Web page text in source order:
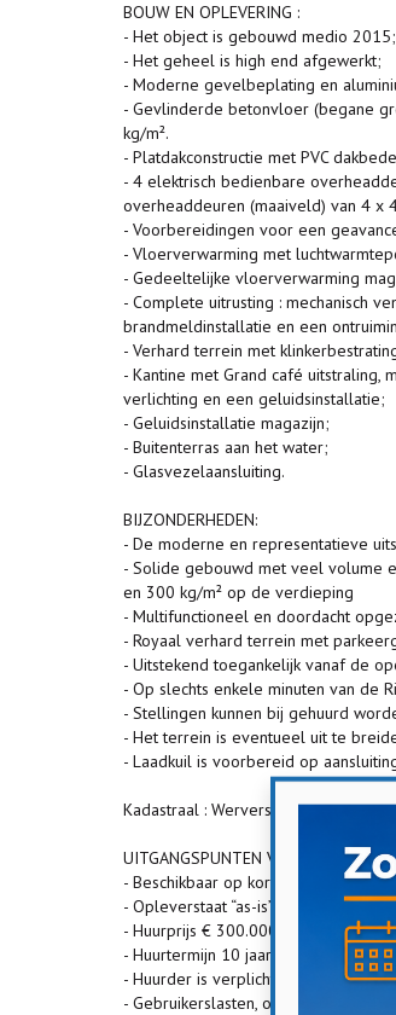
BOUW EN OPLEVERING :
- Het object is gebouwd medio 2015;
- Het geheel is high end afgewerkt;
- Moderne gevelbeplating en
- Gevlinderde betonvloer (begane
kg/m².
- Platdakconstructie met PVC
- 4 elektrisch bedienbare
overheaddeuren (maaiveld) van 4 x
- Voorbereidingen voor een
- Vloerverwarming met
- Gedeeltelijke vloerverwarming
- Complete uitrusting : mechanisch
brandmeldinstallatie en een
- Verhard terrein met
- Kantine met Grand café uitstraling,
verlichting en een geluidsinstallatie;
- Geluidsinstallatie magazijn;
- Buitenterras aan het water;
- Glasvezelaansluiting.
BIJZONDERHEDEN:
- De moderne en representatieve
- Solide gebouwd met veel volume
en 300 kg/m² op de verdieping
- Multifunctioneel en doordacht
- Royaal verhard terrein met
- Uitstekend toegankelijk vanaf de
- Op slechts enkele minuten van de
- Stellingen kunnen bij gehuurd
- Het terrein is eventueel uit te
- Laadkuil is voorbereid op
Kadastraal : Wervershoof, sectie S,
UITGANGSPUNTEN VERHUUR /
- Beschikbaar op korte termijn, doch
- Opleverstaat “as-is” en behoudens
- Huurprijs € 300.000,- excl. BTW per
- Huurtermijn 10 jaar (en minimaal 5
- Huurder is verplicht contractant te
- Gebruikerslasten, onderhoud en